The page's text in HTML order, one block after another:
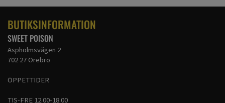
BUTIKSINFORMATION
SWEET POISON
Aspholmsvägen 2
702 27 Örebro
ÖPPETTIDER
TIS-FRE 12.00-18.00